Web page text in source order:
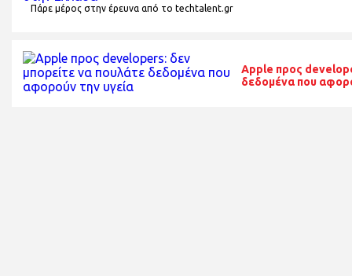
Πάρε μέρος στην έρευνα από το techtalent.gr
Apple προς
δεδομένα που